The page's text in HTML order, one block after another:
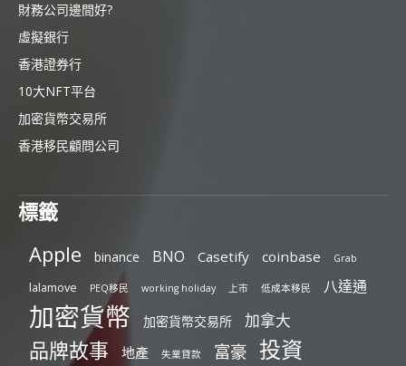
財務公司邊間好?
虛擬銀行
香港證券行
10大NFT平台
加密貨幣交易所
香港移民顧問公司
標籤
Apple binance BNO Casetify coinbase Grab
lalamove PEQ移民 working holiday 上市 低成本移民 八達通
加密貨幣 加密貨幣交易所 加拿大
品牌故事 地產 失業貸款 富豪 投資